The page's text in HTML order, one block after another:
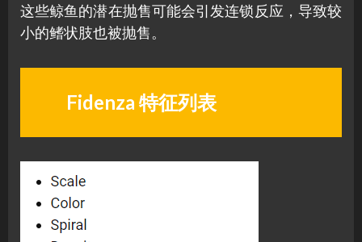
这些鲸鱼的潜在抛售可能会引发连锁反应，导致较
小的鳍状肢也被抛售。
Fidenza 特征列表